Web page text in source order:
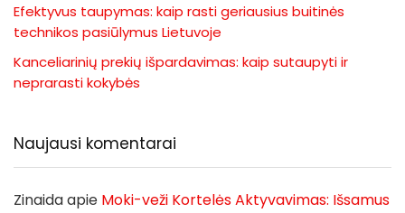
Efektyvus taupymas: kaip rasti geriausius buitinės
technikos pasiūlymus Lietuvoje
Kanceliarinių prekių išpardavimas: kaip sutaupyti ir
neprarasti kokybės
Naujausi komentarai
Zinaidaapie Moki-veži Kortelės Aktyvavimas: Išsamus